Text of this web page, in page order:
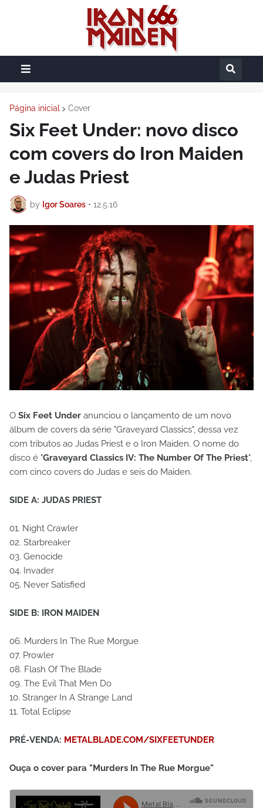
Página inicial Cover
Six Feet Under: novo disco
com covers do Iron Maiden
e Judas Priest
by Igor Soares • 12.5.16
O Six Feet Under anunciou o lançamento de um novo
álbum de covers da série "Graveyard Classics", dessa vez
com tributos ao Judas Priest e o Iron Maiden. O nome do
disco é "Graveyard Classics IV: The Number Of The Priest",
com cinco covers do Judas e seis do Maiden.
SIDE A: JUDAS PRIEST
01. Night Crawler
02. Starbreaker
03. Genocide
04. Invader
05. Never Satisfied
SIDE B: IRON MAIDEN
06. Murders In The Rue Morgue
07. Prowler
08. Flash Of The Blade
09. The Evil That Men Do
10. Stranger In A Strange Land
11. Total Eclipse
PRÉ-VENDA: METALBLADE.COM/SIXFEETUNDER
Ouça o cover para "Murders In The Rue Morgue"